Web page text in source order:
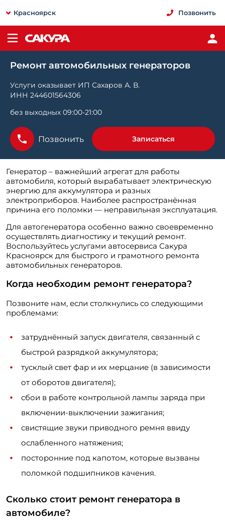
Красноярск Позвонить
Ремонт автомобильных генераторов
Услуги оказывает ИП Сахаров А. В.
ИНН 244601564306
без выходных 09:00-21:00
Позвонить Записаться
Генератор – важнейший агрегат для работы
автомобиля, который вырабатывает электрическую
энергию для аккумулятора и разных
электроприборов. Наиболее распространённая
причина его поломки — неправильная эксплуатация.
Для автогенератора особенно важно своевременно
осуществлять диагностику и текущий ремонт.
Воспользуйтесь услугами автосервиса Сакура
Красноярск для быстрого и грамотного ремонта
автомобильных генераторов.
Когда необходим ремонт генератора?
Позвоните нам, если столкнулись со следующими
проблемами:
затруднённый запуск двигателя, связанный с
быстрой разрядкой аккумулятора;
тусклый свет фар и их мерцание (в зависимости
от оборотов двигателя);
сбои в работе контрольной лампы заряда при
включении-выключении зажигания;
свистящие звуки приводного ремня ввиду
ослабленного натяжения;
посторонние под капотом, которые вызваны
поломкой подшипников качения.
Сколько стоит ремонт генератора в
автомобиле?